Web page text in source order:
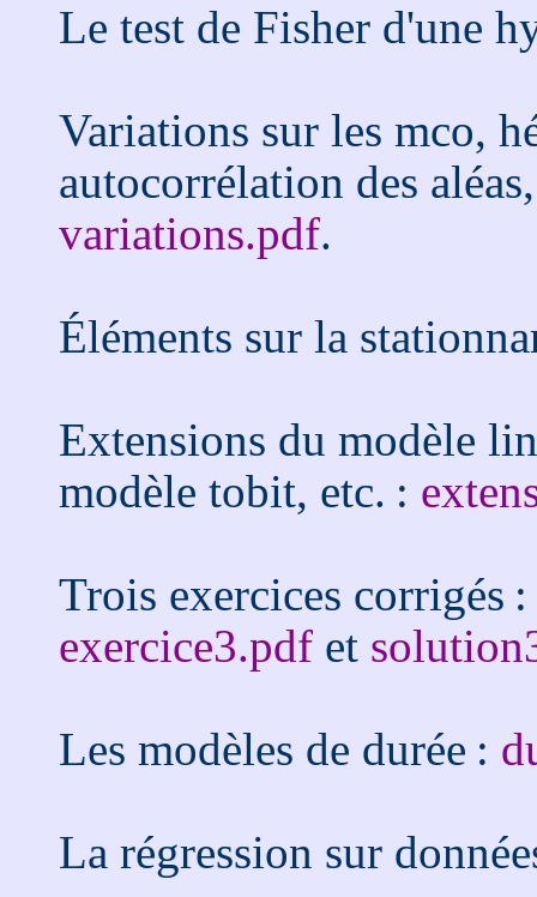
Le test de Fisher d'une
Variations sur les mco,
autocorrélation des
variations.pdf.
Éléments sur la
Extensions du modèle
modèle tobit, etc. :
Trois exercices corrigés
exercice3.pdf et
Les modèles de durée :
La régression sur